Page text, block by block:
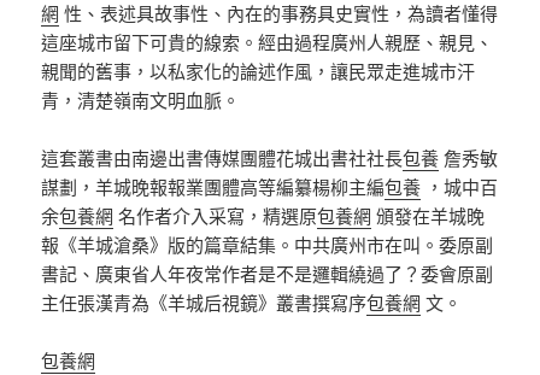
網 性、表述具故事性、內在的事務具史實性，為讀者懂得
這座城市留下可貴的線索。經由過程廣州人親歷、親見、
親聞的舊事，以私家化的論述作風，讓民眾走進城市汗
青，清楚嶺南文明血脈。
這套叢書由南邊出書傳媒團體花城出書社社長包養 詹秀敏
謀劃，羊城晚報報業團體高等編纂楊柳主編包養 ，城中百
余包養網 名作者介入采寫，精選原包養網 頒發在羊城晚
報《羊城滄桑》版的篇章結集。中共廣州市在叫。委原副
書記、廣東省人年夜常作者是不是邏輯繞過了？委會原副
主任張漢青為《羊城后視鏡》叢書撰寫序包養網 文。
包養網